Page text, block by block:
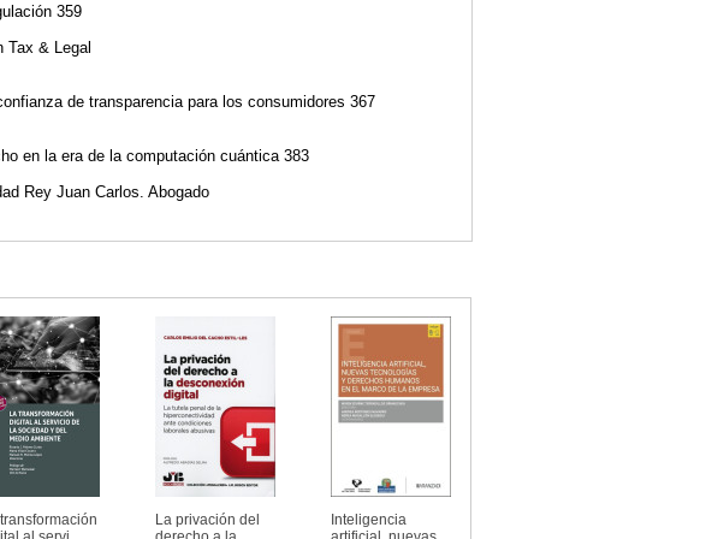
359
Tax & Legal
de transparencia para los consumidores 367
en la era de la computación cuántica 383
Rey Juan Carlos. Abogado
La privación del
Inteligencia